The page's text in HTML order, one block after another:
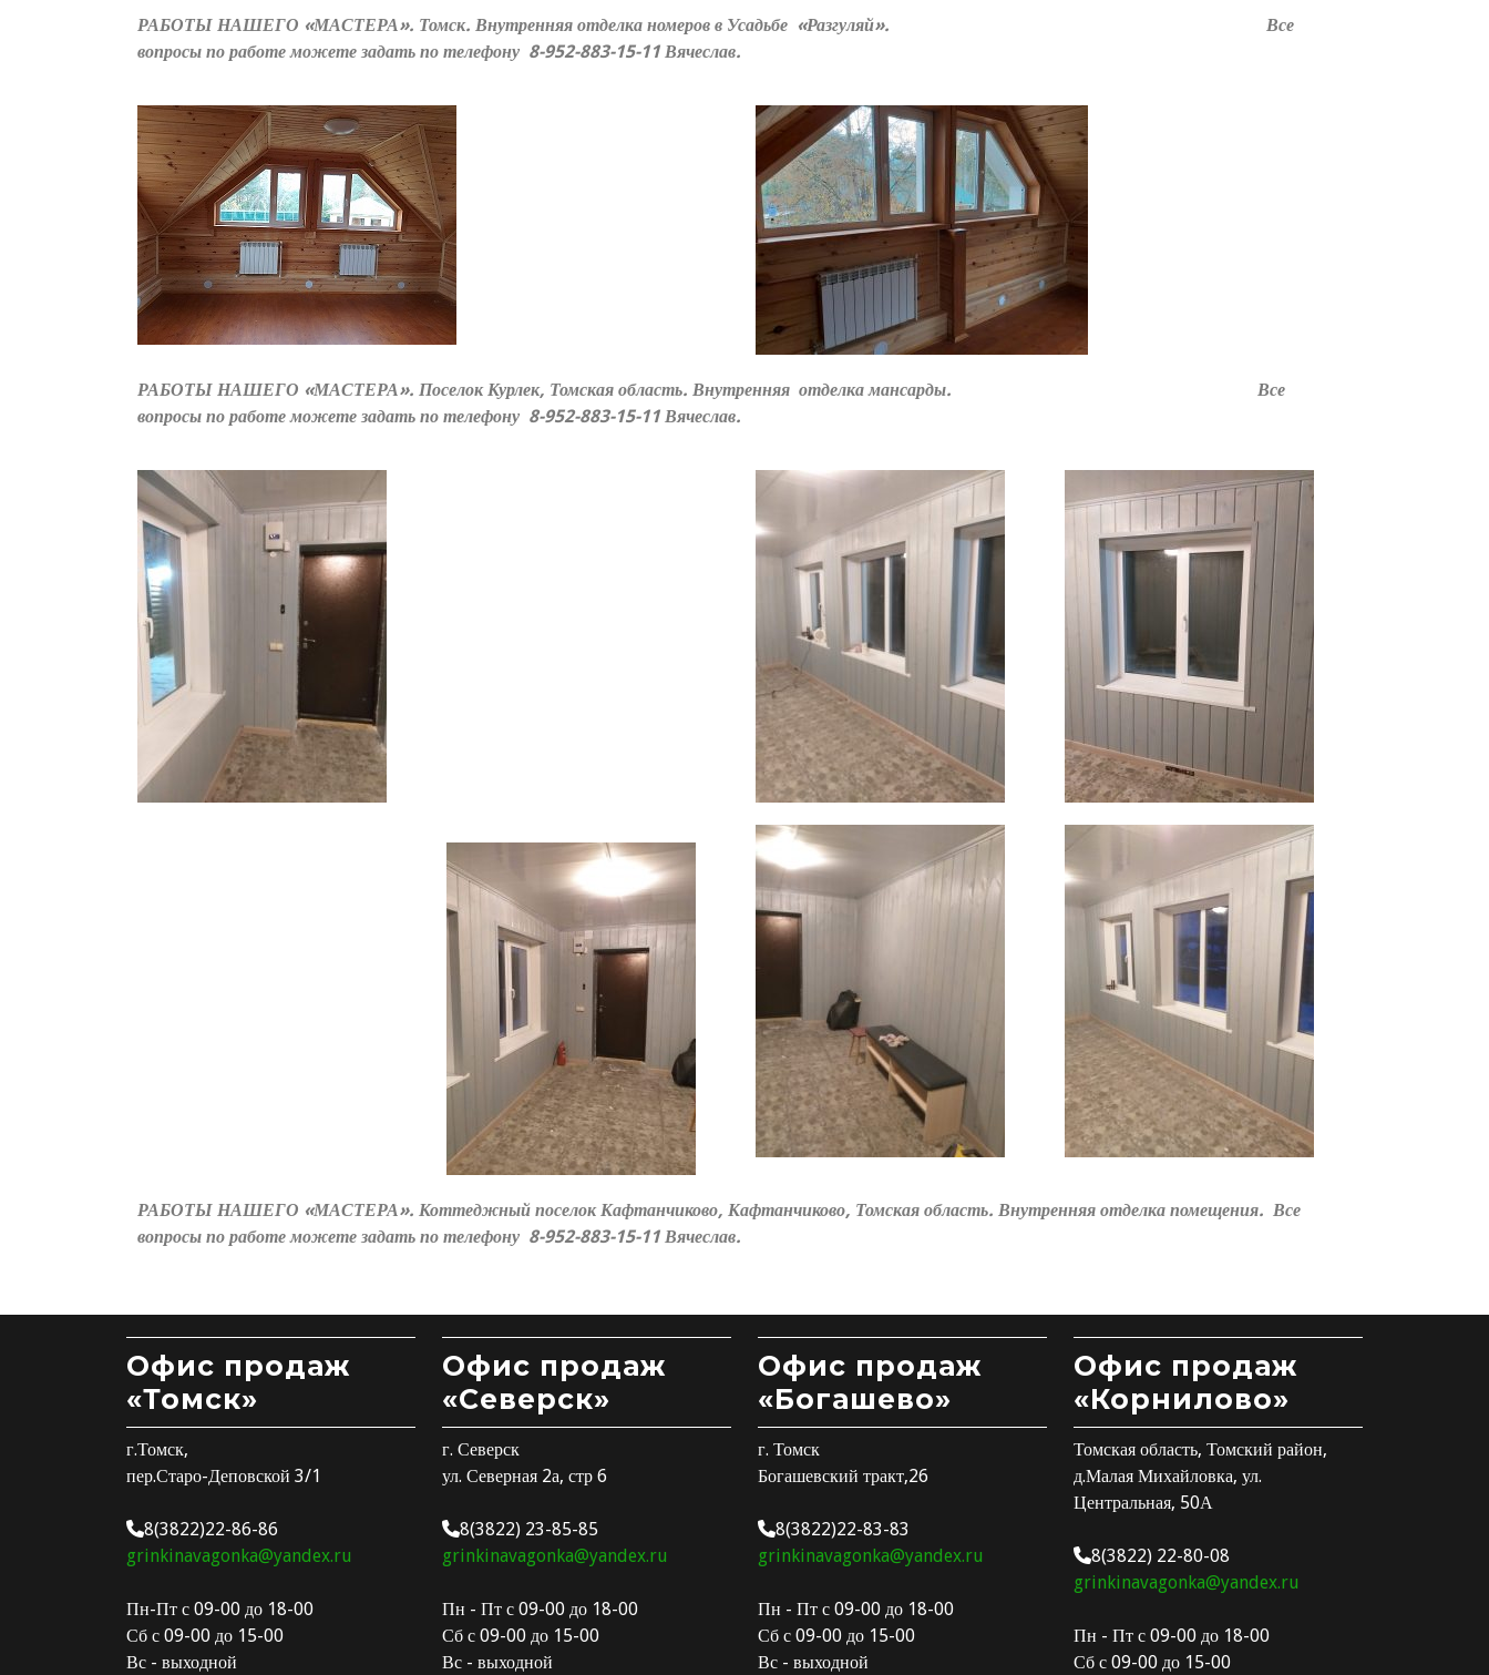
РАБОТЫ НАШЕГО «МАСТЕРА». Томск. Внутренняя отделка номеров в Усадьбе «Разгуляй». Все
вопросы по работе можете задать по телефону 8-952-883-15-11 Вячеслав.
РАБОТЫ НАШЕГО «МАСТЕРА». Поселок Курлек, Томская область. Внутренняя отделка мансарды. Все
вопросы по работе можете задать по телефону 8-952-883-15-11 Вячеслав.
РАБОТЫ НАШЕГО «МАСТЕРА». Коттеджный поселок Кафтанчиково, Кафтанчиково, Томская область. Внутренняя отделка помещения. Все
вопросы по работе можете задать по телефону 8-952-883-15-11 Вячеслав.
Офис продаж
«Томск»
г.Томск,
пер.Старо-Деповской 3/1
8(3822)22-86-86
grinkinavagonka@yandex.ru
Пн-Пт с 09-00 до 18-00
Сб с 09-00 до 15-00
Вс - выходной
Офис продаж
«Северск»
г. Северск
ул. Северная 2а, стр 6
8(3822) 23-85-85
grinkinavagonka@yandex.ru
Пн - Пт с 09-00 до 18-00
Сб с 09-00 до 15-00
Вс - выходной
Офис продаж
«Богашево»
г. Томск
Богашевский тракт,26
8(3822)22-83-83
grinkinavagonka@yandex.ru
Пн - Пт с 09-00 до 18-00
Сб с 09-00 до 15-00
Вс - выходной
Офис продаж
«Корнилово»
Томская область, Томский район,
д.Малая Михайловка, ул.
Центральная, 50А
8(3822) 22-80-08
grinkinavagonka@yandex.ru
Пн - Пт с 09-00 до 18-00
Сб с 09-00 до 15-00